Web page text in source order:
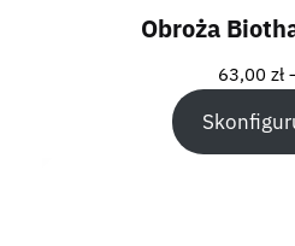
Obroża
63,00 zł